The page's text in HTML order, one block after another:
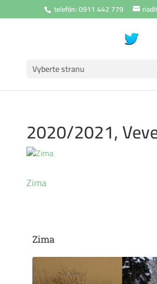
telefón: 0911 442 779
Vyberte stranu
2020/2021,
Zima
Zima